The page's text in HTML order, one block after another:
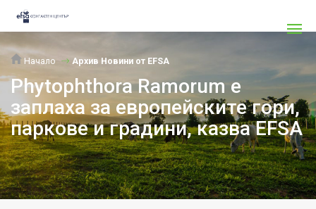
Начало Архив Новини от EFSA
Phytophthora Ramorum е
заплаха за европейските гори,
паркове и градини, казва EFSA